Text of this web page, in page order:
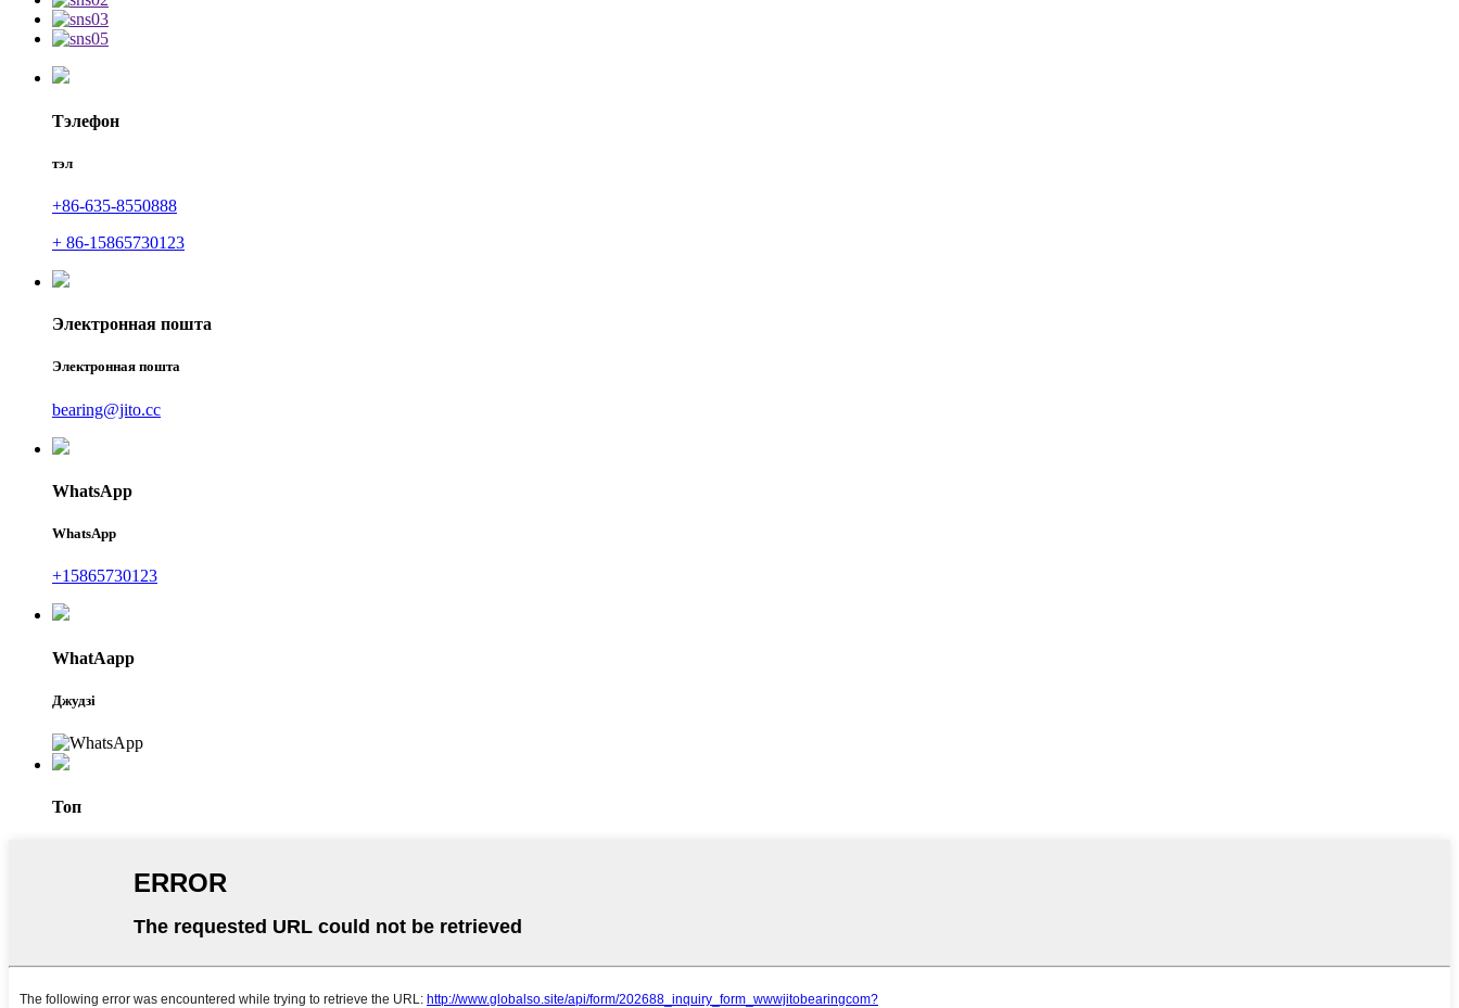
Тэлефон
тэл
+86-635-8550888
+ 86-15865730123
Электронная пошта
Электронная пошта
bearing@jito.cc
WhatsApp
WhatsApp
+15865730123
WhatAapp
Джудзі
Топ